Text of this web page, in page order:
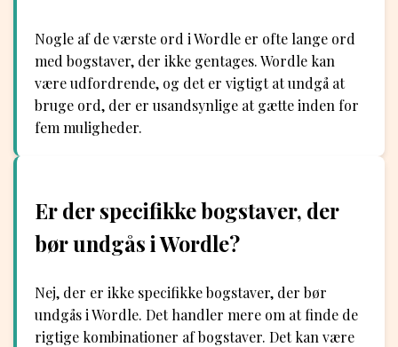
Nogle af de værste ord i Wordle er ofte lange ord
med bogstaver, der ikke gentages. Wordle kan
være udfordrende, og det er vigtigt at undgå at
bruge ord, der er usandsynlige at gætte inden for
fem muligheder.
Er der specifikke bogstaver, der
bør undgås i Wordle?
Nej, der er ikke specifikke bogstaver, der bør
undgås i Wordle. Det handler mere om at finde de
rigtige kombinationer af bogstaver. Det kan være